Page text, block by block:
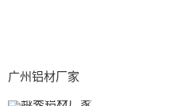
广州铝材厂家